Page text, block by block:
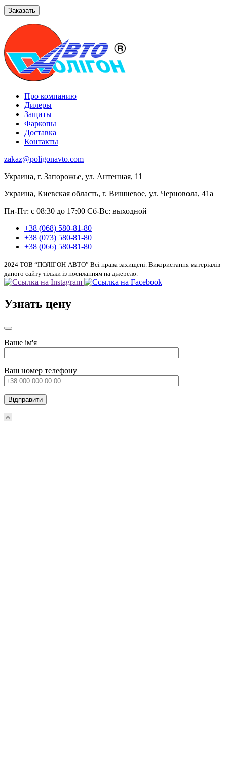
Про компанию
Дилеры
Защиты
Фаркопы
Доставка
Контакты
zakaz@poligonavto.com
Украина, г. Запорожье, ул. Антенная, 11
Украина, Киевская область, г. Вишневое, ул. Черновола, 41а
Пн-Пт: с 08:30 до 17:00 Сб-Вс: выходной
+38 (068) 580-81-80
+38 (073) 580-81-80
+38 (066) 580-81-80
2024 ТОВ “ПОЛІГОН-АВТО” Всі права захищені. Використання матеріалів
даного сайту тільки із посиланням на джерело.
Узнать цену
Ваше ім'я
Ваш номер телефону